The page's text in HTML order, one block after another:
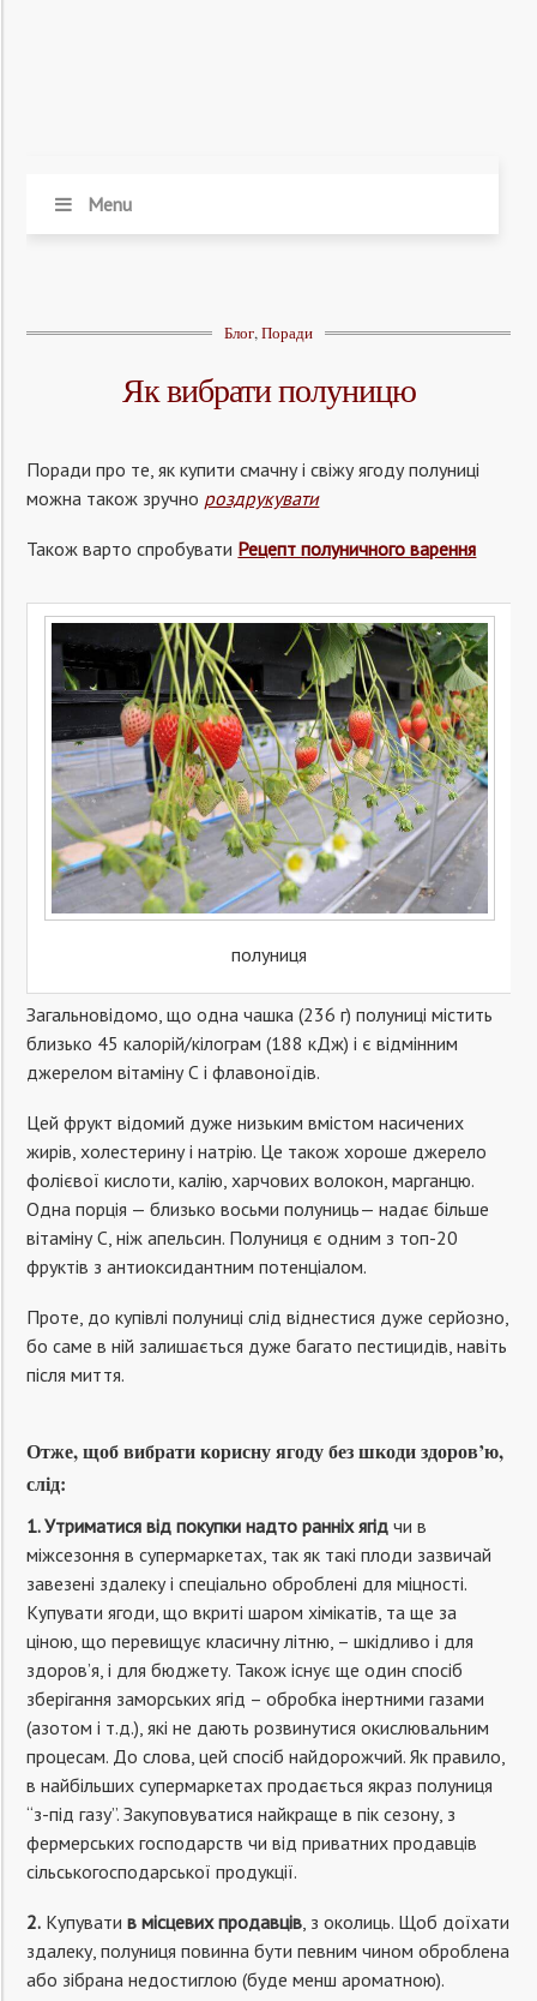
Menu
Блог,Поради
Як вибрати полуницю
Поради про те, як купити смачну і свіжу ягоду полуниці
можна також зручно роздрукувати
Також варто спробувати Рецепт полуничного варення
полуниця
Загальновідомо, що одна чашка (236 г) полуниці містить
близько 45 калорій/кілограм (188 кДж) і є відмінним
джерелом вітаміну С і флавоноїдів.
Цей фрукт відомий дуже низьким вмістом насичених
жирів, холестерину і натрію. Це також хороше джерело
фолієвої кислоти, калію, харчових волокон, марганцю.
Одна порція — близько восьми полуниць— надає більше
вітаміну С, ніж апельсин. Полуниця є одним з топ-20
фруктів з антиоксидантним потенціалом.
Проте, до купівлі полуниці слід віднестися дуже серйозно,
бо саме в ній залишається дуже багато пестицидів, навіть
після миття.
Отже, щоб вибрати корисну ягоду без шкоди здоров’ю,
слід:
1. Утриматися від покупки надто ранніх ягід чи в
міжсезоння в супермаркетах, так як такі плоди зазвичай
завезені здалеку і спеціально оброблені для міцності.
Купувати ягоди, що вкриті шаром хімікатів, та ще за
ціною, що перевищує класичну літню, – шкідливо і для
здоров’я, і для бюджету. Також існує ще один спосіб
зберігання заморських ягід – обробка інертними газами
(азотом і т.д.), які не дають розвинутися окислювальним
процесам. До слова, цей спосіб найдорожчий. Як правило,
в найбільших супермаркетах продається якраз полуниця
“з-під газу”. Закуповуватися найкраще в пік сезону, з
фермерських господарств чи від приватних продавців
сільськогосподарської продукції.
2. Купуватив місцевих продавців , з околиць. Щоб доїхати
здалеку, полуниця повинна бути певним чином оброблена
або зібрана недостиглою (буде менш ароматною).